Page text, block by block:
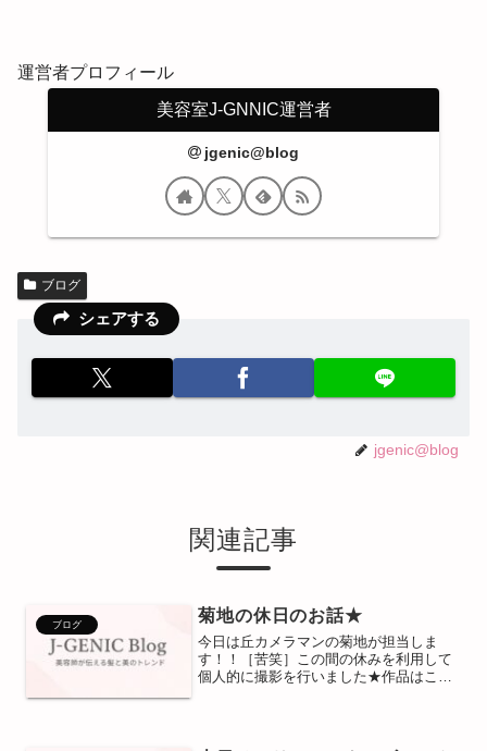
運営者プロフィール
美容室J-GNNIC運営者
jgenic@blog
ブログ
シェアする
jgenic@blog
関連記事
ブログ 菊地の休日のお話★
今日は丘カメラマンの菊地が担当しま
す！！［苦笑］この間の休みを利用して
個人的に撮影を行いました★作品はこち
す☆カメラの実力自体まだま...